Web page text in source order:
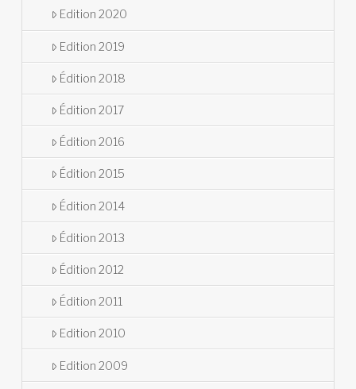
Edition 2020
Edition 2019
Édition 2018
Édition 2017
Édition 2016
Édition 2015
Édition 2014
Édition 2013
Édition 2012
Édition 2011
Edition 2010
Edition 2009